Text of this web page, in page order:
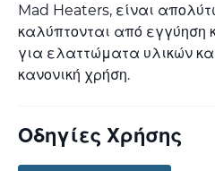
Mad Heaters, είναι
καλύπτονται από εγγύηση
για ελαττώματα υλικών
κανονική χρήση.
Οδηγίες Χρήσης